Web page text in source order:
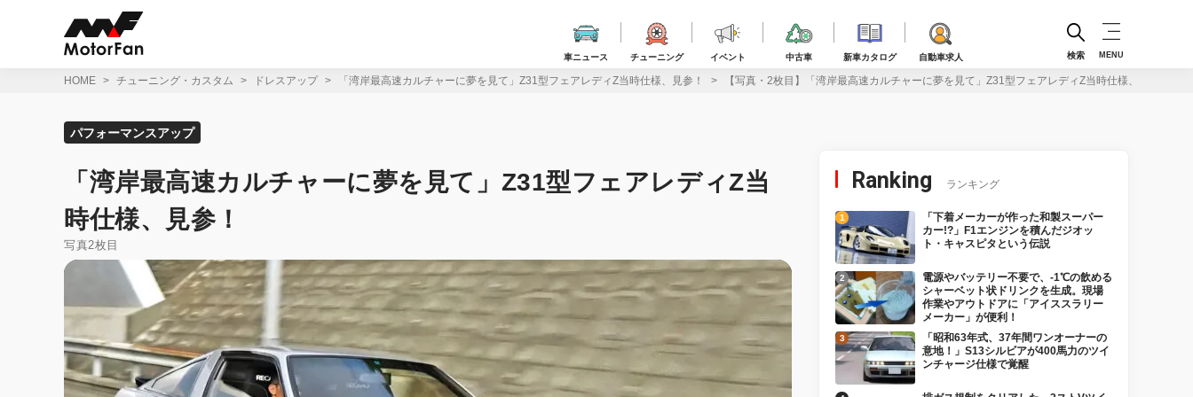
車ニュース チューニング イベント 中古車 新車カタログ 自動車求人 検索 MENU
HOME チューニング・カスタム ドレスアップ 「湾岸最高速カルチャーに夢を見て」Z31型フェアレディZ当時仕様、見参！ 【写真・2枚目】「湾岸最高速カルチャーに夢を見て」Z31型フェアレディZ当時仕様、見参！
パフォーマンスアップ
「湾岸最高速カルチャーに夢を見て」Z31型フェアレディZ当
時仕様、見参！
写真2枚目
Ranking ランキング
「下着メーカーが作った和製スーパー
カー!?」F1エンジンを積んだジオッ
ト・キャスピタという伝説
電源やバッテリー不要で、-1℃の飲める
シャーベット状ドリンクを生成。現場
作業やアウトドアに「アイススラリー
メーカー」が便利！
「昭和63年式、37年間ワンオーナーの
意地！」S13シルビアが400馬力のツイ
ンチャージ仕様で覚醒